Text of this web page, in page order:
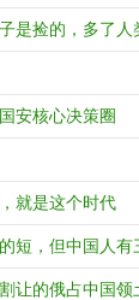
是捡的，多了人
安核心决策圈
就是这个时代
短，但中国人有
让的俄占中国领